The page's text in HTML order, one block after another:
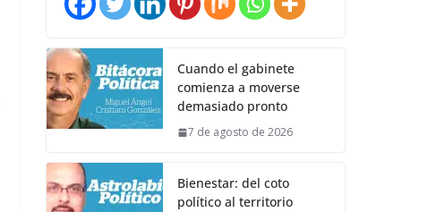
Cuando el gabinete
comienza a moverse
demasiado pronto
7 de agosto de 2026
Bienestar: del coto
político al territorio